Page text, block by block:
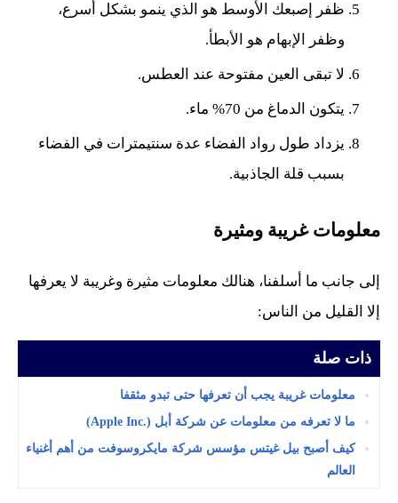
ظفر إصبعك الأوسط هو الذي ينمو بشكل أسرع،
وظفر الإبهام هو الأبطأ.
لا تبقى العين مفتوحة عند العطس.
يتكون الدماغ من 70% ماء.
يزداد طول رواد الفضاء عدة سنتيمترات في الفضاء
بسبب قلة الجاذبية.
معلومات غريبة ومثيرة
إلى جانب ما أسلفنا، هنالك معلومات مثيرة وغريبة لا يعرفها
إلا القليل من الناس:
ذات صلة
معلومات غريبة يجب أن تعرفها حتى تبدو مثقفا
ما لا تعرفه من معلومات عن شركة أبل (Apple Inc.‎)
كيف أصبح بيل غيتس مؤسس شركة مايكروسوفت من أهم أغنياء
العالم